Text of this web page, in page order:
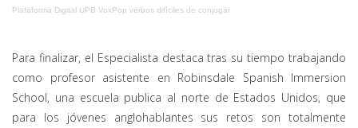
Plataforma Digital UPB·VoxPop verbos difíciles de conjugar
Para finalizar, el Especialista destaca tras su tiempo trabajando
como profesor asistente en Robinsdale Spanish Immersion
School, una escuela publica al norte de Estados Unidos, que
para los jóvenes anglohablantes sus retos son totalmente